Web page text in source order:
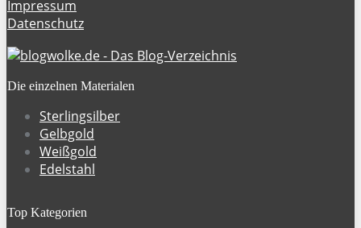
Impressum
Datenschutz
Die einzelnen Materialen
Sterlingsilber
Gelbgold
Weißgold
Edelstahl
Top Kategorien